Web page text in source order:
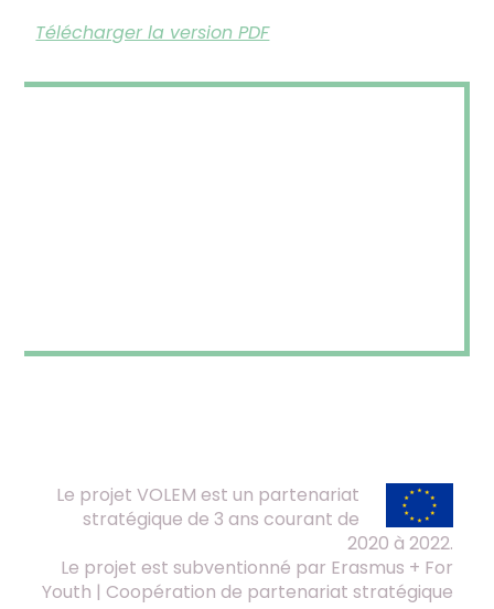
Télécharger la version PDF
Le projet VOLEM est un partenariat
stratégique de 3 ans courant de
2020 à 2022.
Le projet est subventionné par Erasmus + For
Youth | Coopération de partenariat stratégique